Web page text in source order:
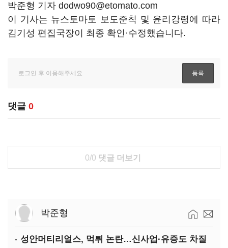
박준형 기자 dodwo90@etomato.com
이 기사는 뉴스토마토 보도준칙 및 윤리강령에 따라
김기성 편집국장이 최종 확인·수정했습니다.
댓글 0
0/0 댓글 더보기
박준형
성안머티리얼스, 먹튀 논란…신사업·유증도 차질